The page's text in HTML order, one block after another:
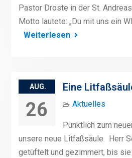
Pastor Droste in der St.
Motto lautete: „Du mit uns ein
Weiterlesen
AUG.
26
Eine
Aktuelles
Pünktlich zum
unsere neue Litfaßsäule. Herr
getüftelt und gezimmert, bis sie